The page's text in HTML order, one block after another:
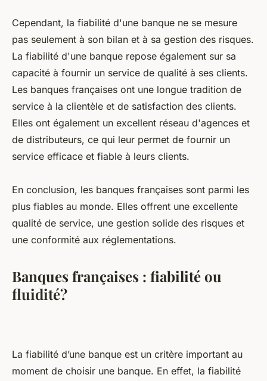
Cependant, la fiabilité d'une banque ne se mesure
pas seulement à son bilan et à sa gestion des risques.
La fiabilité d'une banque repose également sur sa
capacité à fournir un service de qualité à ses clients.
Les banques françaises ont une longue tradition de
service à la clientèle et de satisfaction des clients.
Elles ont également un excellent réseau d'agences et
de distributeurs, ce qui leur permet de fournir un
service efficace et fiable à leurs clients.
En conclusion, les banques françaises sont parmi les
plus fiables au monde. Elles offrent une excellente
qualité de service, une gestion solide des risques et
une conformité aux réglementations.
Banques françaises : fiabilité ou
fluidité?
La fiabilité d’une banque est un critère important au
moment de choisir une banque. En effet, la fiabilité